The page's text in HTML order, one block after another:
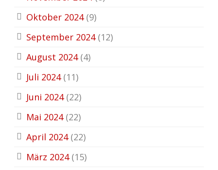
Oktober 2024(9)
September 2024(12)
August 2024(4)
Juli 2024(11)
Juni 2024(22)
Mai 2024(22)
April 2024(22)
März 2024(15)